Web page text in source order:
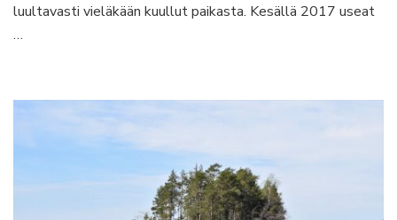
luultavasti vieläkään kuullut paikasta. Kesällä 2017 useat
…